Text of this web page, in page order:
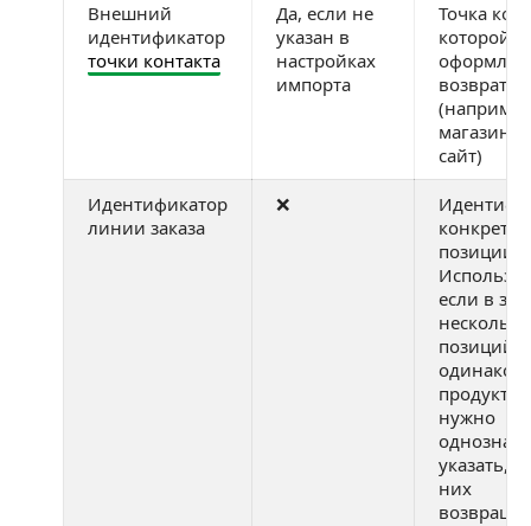
Внешний
идентификатор
точки контакта
Да, если не
указан в
настройках
импорта
Точка
которой
оформлен
возврат
магазин
сайт)
Идентификатор
линии заказа
❌
позиции в
если в
несколько
позиций с
нужно
указать,
них